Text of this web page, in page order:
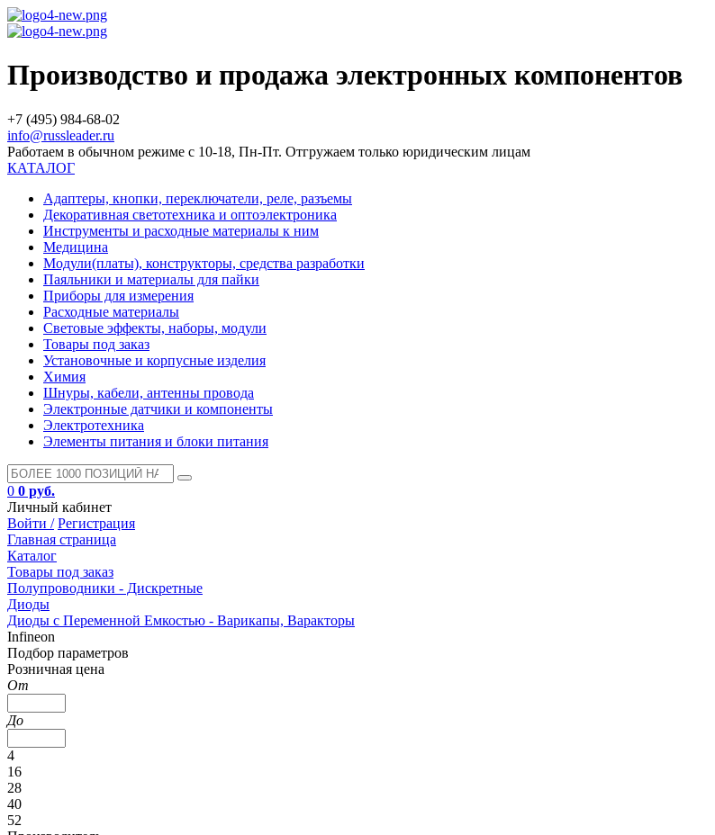
Производство и продажа электронных компонентов
+7 (495) 984-68-02
info@russleader.ru
Работаем в обычном режиме с 10-18, Пн-Пт. Отгружаем только юридическим лицам
КАТАЛОГ
Адаптеры, кнопки, переключатели, реле, разъемы
Декоративная светотехника и оптоэлектроника
Инструменты и расходные материалы к ним
Медицина
Модули(платы), конструкторы, средства разработки
Паяльники и материалы для пайки
Приборы для измерения
Расходные материалы
Световые эффекты, наборы, модули
Товары под заказ
Установочные и корпусные изделия
Химия
Шнуры, кабели, антенны провода
Электронные датчики и компоненты
Электротехника
Элементы питания и блоки питания
0 0 руб.
Личный кабинет
Войти / Регистрация
Главная страница
Каталог
Товары под заказ
Полупроводники - Дискретные
Диоды
Диоды с Переменной Емкостью - Варикапы, Варакторы
Infineon
Подбор параметров
Розничная цена
От
До
4
16
28
40
52